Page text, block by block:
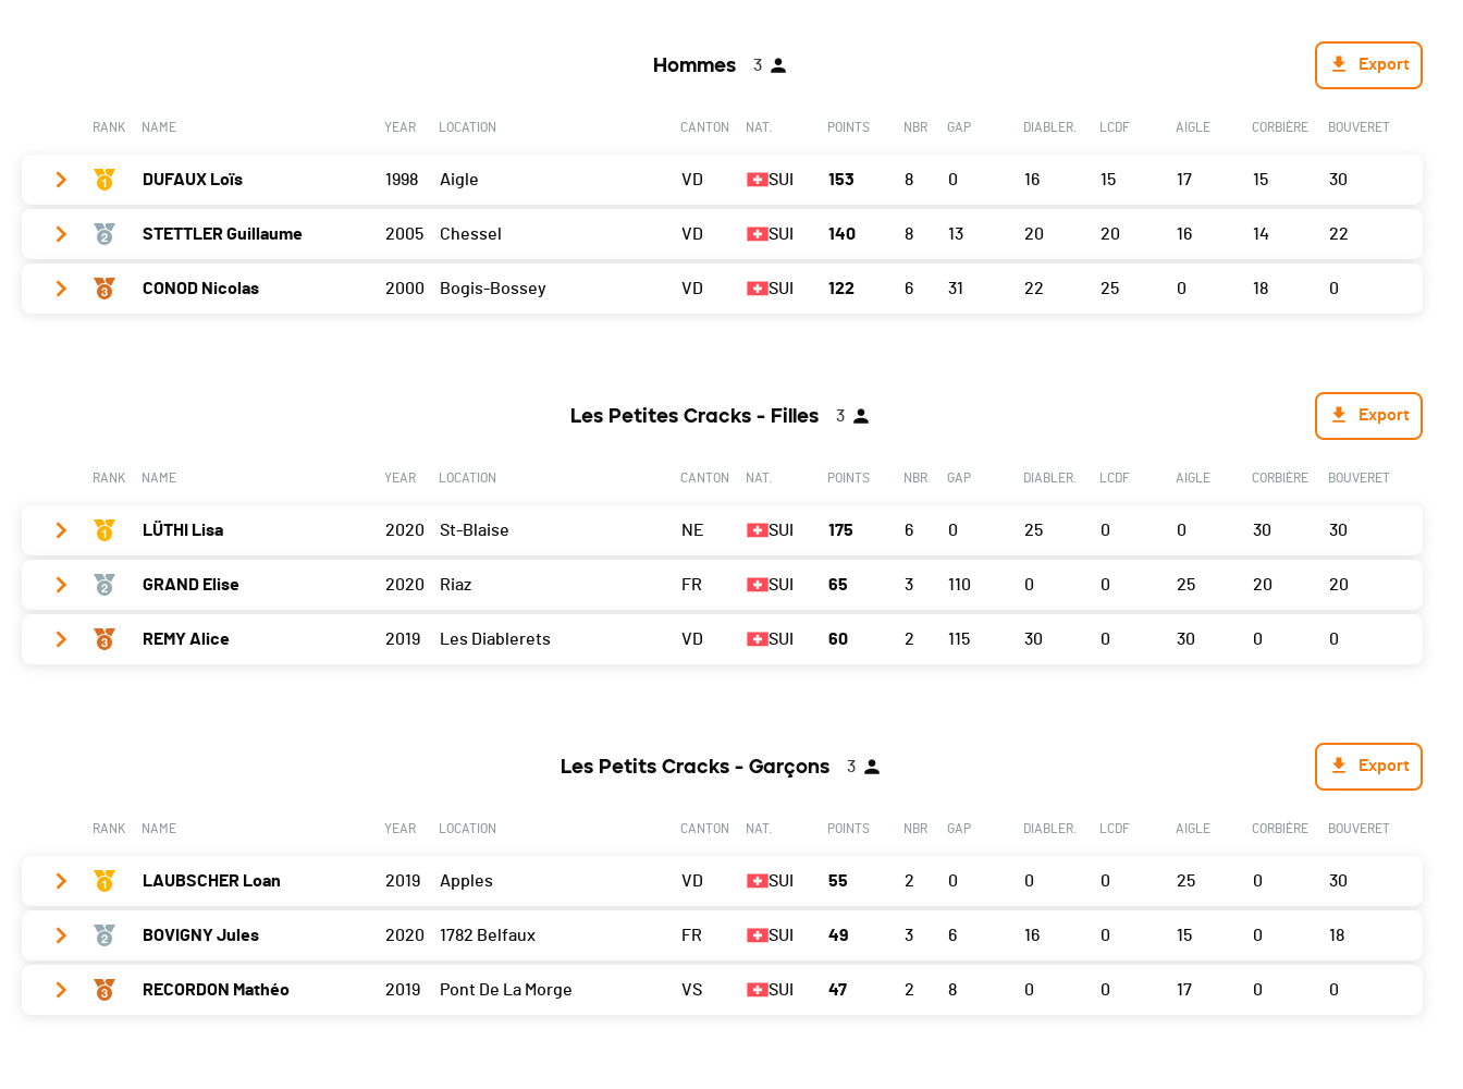
Hommes 3 Export
RANK NAME YEAR LOCATION CANTON NAT. POINTS NBR GAP DIABLER. LCDF AIGLE CORBIÈRE BOUVERET
DUFAUX Loïs 1998 Aigle VD SUI 153 8 0 16 15 17 15 30
Bramois 18
Porrentruy 20
STETTLER Guillaume 2005 Chessel VD SUI 140 8 13 20 20 16 14 22
Bramois 17
CONOD Nicolas 2000 Bogis-Bossey VD SUI 122 6 31 22 25 0 18 0
Les Petites Cracks - Filles 3 Export
RANK NAME YEAR LOCATION CANTON NAT. POINTS NBR GAP DIABLER. LCDF AIGLE CORBIÈRE BOUVERET
LÜTHI Lisa 2020 St-Blaise NE SUI 175 6 0 25 0 0 30 30
Bramois 30
Porrentruy 30
GRAND Elise 2020 Riaz FR SUI 65 3 110 0 0 25 20 20
Bramois 0
REMY Alice 2019 Les Diablerets VD SUI 60 2 115 30 0 30 0 0
Les Petits Cracks - Garçons 3 Export
RANK NAME YEAR LOCATION CANTON NAT. POINTS NBR GAP DIABLER. LCDF AIGLE CORBIÈRE BOUVERET
LAUBSCHER Loan 2019 Apples VD SUI 55 2 0 0 0 25 0 30
Bramois 0
Porrentruy 0
BOVIGNY Jules 2020 1782 Belfaux FR SUI 49 3 6 16 0 15 0 18
Bramois 0
RECORDON Mathéo 2019 Pont De La Morge VS SUI 47 2 8 0 0 17 0 0